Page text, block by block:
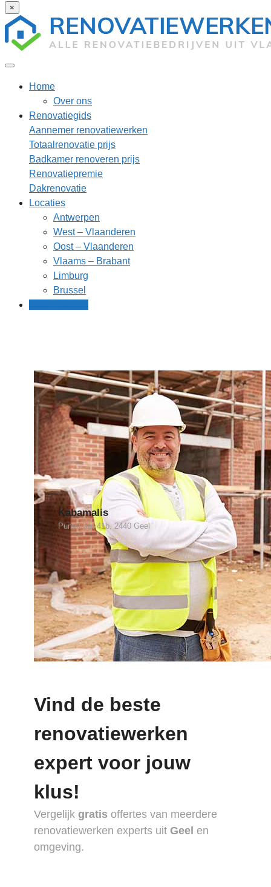
×
Home
Over ons
Renovatiegids
Aannemer renovatiewerken
Totaalrenovatie prijs
Badkamer renoveren prijs
Renovatiepremie
Dakrenovatie
Locaties
Antwerpen
West – Vlaanderen
Oost – Vlaanderen
Vlaams – Brabant
Limburg
Brussel
Kabamalis
Puntstraat 41b, 2440 Geel
Vind de beste
renovatiewerken
expert voor jouw
klus!
Vergelijk gratis offertes van meerdere
renovatiewerken experts uit Geel en
omgeving.